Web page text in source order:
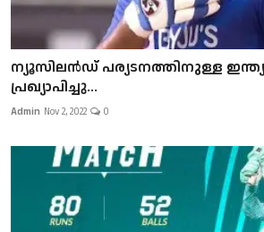
ന്യൂസിലൻഡ് പര്യടനത്തിനുള്ള
പ്രഖ്യാപിച്ചു...
Admin Nov 2, 2022 0